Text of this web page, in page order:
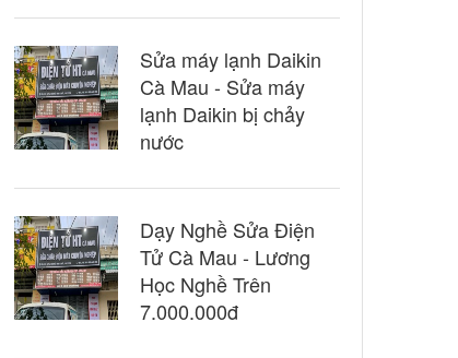
Sửa máy lạnh Daikin
Cà Mau - Sửa máy
lạnh Daikin bị chảy
nước
Dạy Nghề Sửa Điện
Tử Cà Mau - Lương
Học Nghề Trên
7.000.000đ